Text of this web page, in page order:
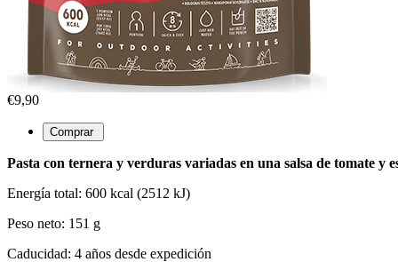
€9,90
Pasta con ternera y verduras variadas en una salsa de tomate y
Energía total: 600 kcal (2512 kJ)
Peso neto: 151 g
Caducidad: 4 años desde expedición